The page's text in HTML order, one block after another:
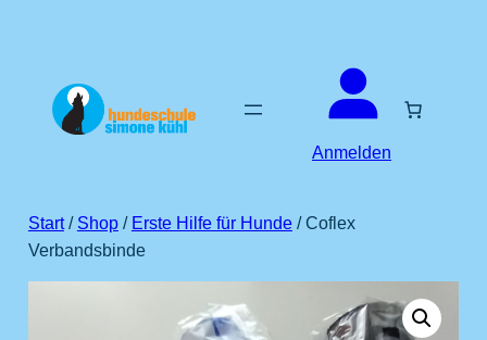
Anmelden
Start/ Shop/ Erste Hilfe für Hunde/ Coflex
Verbandsbinde